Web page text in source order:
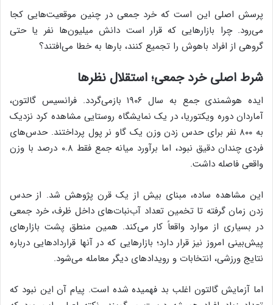
پرسش اصلی این است که خرد جمعی در چنین موقعیت‌هایی کجا
می‌رود. چرا بازارهایی که قرار است دانش میلیون‌ها نفر یا حتی
گروهی از افراد باهوش را تجمیع کنند، بارها به خطا می‌افتند؟
شرط اصلی خرد جمعی؛ استقلال نظرها
ایده هوشمندی جمع به سال ۱۹۰۶ بازمی‌گردد. فرانسیس گالتون،
آماردان دوره ویکتوریا، در یک نمایشگاه روستایی مشاهده کرد نزدیک
به ۸۰۰ نفر برای حدس زدن وزن یک گاو نر پول پرداختند. حدس‌های
فردی چندان دقیق نبود، اما برآورد میانه جمع فقط ۰.۸ درصد با وزن
واقعی فاصله داشت.
این مشاهده ساده، مبنای بیش از یک قرن پژوهش شد. از حدس
زدن زمان گرفته تا تخمین تعداد آب‌نبات‌های داخل ظرف، خرد جمعی
در بسیاری از موارد واقعاً کار می‌کند. همین منطق پشت بازارهای
پیش‌بینی امروز نیز قرار دارد؛ بازارهایی که در آنها قراردادهایی درباره
نتایج ورزشی، انتخابات و رویدادهای دیگر معامله می‌شود.
اما آزمایش گالتون اغلب بد فهمیده شده است. پیام آن این نبود که